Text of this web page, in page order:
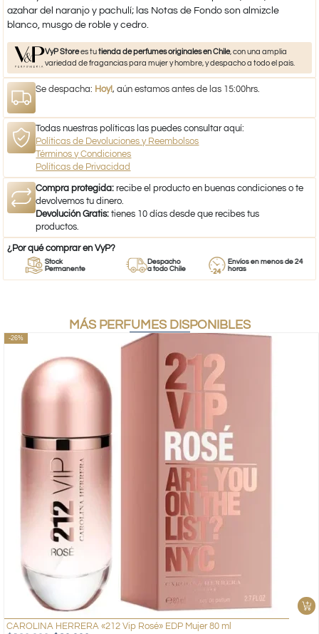
azahar del naranjo y pachulí; las Notas de Fondo son almizcle
blanco, musgo de roble y cedro.
VyP Storees tutienda de perfumes originales en Chile, con una amplia
variedad de fragancias para mujer y hombre, y despacho a todo el país.
Se despacha: Hoy!, aún estamos antes de las 15:00hrs.
Todas nuestras políticas las puedes consultar aquí:
Políticas de Devoluciones y Reembolsos
Términos y Condiciones
Políticas de Privacidad
Compra protegida: recibe el producto en buenas condiciones o te
devolvemos tu dinero.
Devolución Gratis: tienes 10 días desde que recibes tus
productos.
¿Por qué comprar en VyP?
Stock
Permanente
Despacho
a todo Chile
Envíos en menos de 24
horas
MÁS PERFUMES DISPONIBLES
-26%
CAROLINA HERRERA «212 Vip Rosé» EDP Mujer 80 ml